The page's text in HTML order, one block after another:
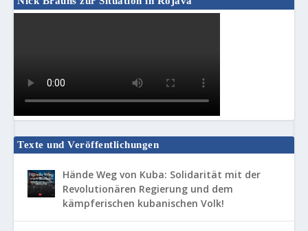
Texte und Veröffentlichungen
Hände Weg von Kuba: Solidarität mit der
Revolutionären Regierung und dem
kämpferischen kubanischen Volk!